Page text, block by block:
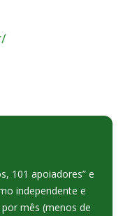
101 apoiadores” e
independente e
mês (menos de